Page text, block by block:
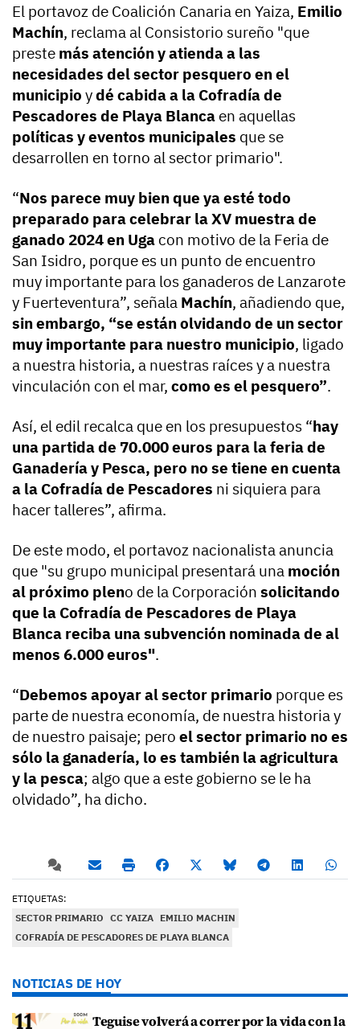
El portavoz de Coalición Canaria en Yaiza, Emilio
Machín, reclama al Consistorio sureño "que
preste más atención y atienda a las
necesidades del sector pesquero en el
municipio ydé cabida a la Cofradía de
Pescadores de Playa Blanca en aquellas
políticas y eventos municipales que se
desarrollen en torno al sector primario".
“Nos parece muy bien que ya esté todo
preparado para celebrar la XV muestra de
ganado 2024 en Uga con motivo de la Feria de
San Isidro, porque es un punto de encuentro
muy importante para los ganaderos de Lanzarote
y Fuerteventura”, señala Machín, añadiendo que,
sin embargo, “se están olvidando de un sector
muy importante para nuestro municipio, ligado
a nuestra historia, a nuestras raíces y a nuestra
vinculación con el mar, como es el pesquero”.
Así, el edil recalca que en los presupuestos “hay
una partida de 70.000 euros para la feria de
Ganadería y Pesca, pero no se tiene en cuenta
a la Cofradía de Pescadores ni siquiera para
hacer talleres”, afirma.
De este modo, el portavoz nacionalista anuncia
que "su grupo municipal presentará una moción
al próximo pleno de la Corporación solicitando
que la Cofradía de Pescadores de Playa
Blanca reciba una subvención nominada de al
menos 6.000 euros".
“Debemos apoyar al sector primario porque es
parte de nuestra economía, de nuestra historia y
de nuestro paisaje; pero el sector primario no es
sólo la ganadería, lo es también la agricultura
y la pesca; algo que a este gobierno se le ha
olvidado”, ha dicho.
ETIQUETAS:
SECTOR PRIMARIO CC YAIZA EMILIO MACHIN
COFRADÍA DE PESCADORES DE PLAYA BLANCA
NOTICIAS DE HOY
Teguise volverá a correr por la vida con la